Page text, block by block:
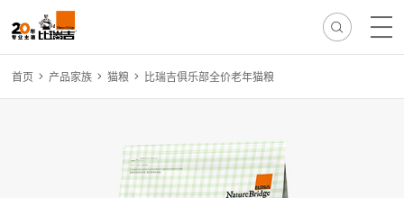
热门搜索: 无谷 冻干 离乳 免疫 减肥 毛球 骨骼
首页 产品家族 猫粮 比瑞吉俱乐部全价老年猫粮